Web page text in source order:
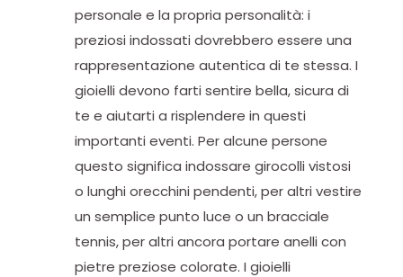
personale e la propria personalità: i
preziosi indossati dovrebbero essere una
rappresentazione autentica di te stessa. I
gioielli devono farti sentire bella, sicura di
te e aiutarti a risplendere in questi
importanti eventi. Per alcune persone
questo significa indossare girocolli vistosi
o lunghi orecchini pendenti, per altri vestire
un semplice punto luce o un bracciale
tennis, per altri ancora portare anelli con
pietre preziose colorate. I gioielli